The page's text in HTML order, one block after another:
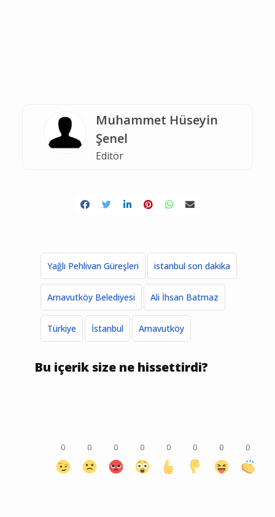
Muhammet Hüseyin
Şenel
Editör
Yağlı Pehlivan Güreşleri istanbul son dakika
Arnavutköy Belediyesi Ali İhsan Batmaz
Türkiye İstanbul Arnavutköy
Bu içerik size ne hissettirdi?
0 0 0 0 0 0 0 0